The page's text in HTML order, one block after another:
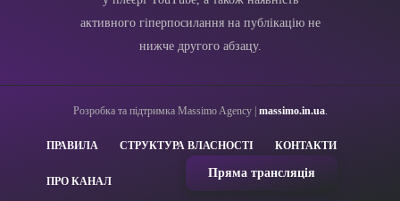
активного гіперпосилання на публікацію не
нижче другого абзацу.
Розробка та підтримка Massimo Agency | massimo.in.ua.
ПРАВИЛА СТРУКТУРА ВЛАСНОСТІ КОНТАКТИ
ПРО КАНАЛ
Пряма трансляція